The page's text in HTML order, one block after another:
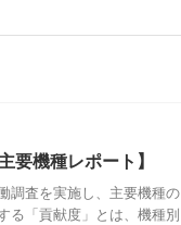
要機種レポート】
調査を実施し、主要機種の
る「貢献度」とは、機種別